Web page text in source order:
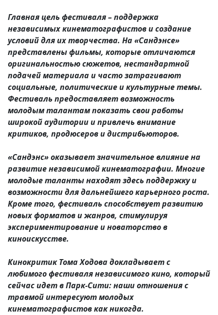
Главная цель фестиваля – поддержка
независимых кинематографистов и создание
условий для их творчества. На «Сандэнсе»
представлены фильмы, которые отличаются
оригинальностью сюжетов, нестандартной
подачей материала и часто затрагивают
социальные, политические и культурные темы.
Фестиваль предоставляет возможность
молодым талантам показать свои работы
широкой аудитории и привлечь внимание
критиков, продюсеров и дистрибьюторов.
«Сандэнс» оказывает значительное влияние на
развитие независимой кинематографии. Многие
молодые таланты находят здесь поддержку и
возможности для дальнейшего карьерного роста.
Кроме того, фестиваль способствует развитию
новых форматов и жанров, стимулируя
экспериментирование и новаторство в
киноискусстве.
Кинокритик Тома Ходова докладывает с
любимого фестиваля независимого кино, который
сейчас идет в Парк-Сити: наши отношения с
травмой интересуют молодых
кинематографистов как никогда.